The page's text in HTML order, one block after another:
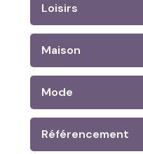
Loisirs
Maison
Mode
Référencement